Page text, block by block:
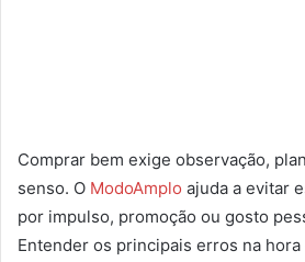
Comprar bem exige observação,
senso. O ModoAmplo ajuda a evitar
por impulso, promoção ou gosto
Entender os principais erros na